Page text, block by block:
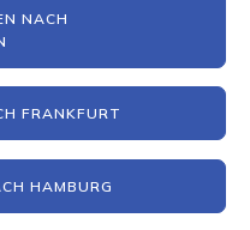
NACH
FRANKFURT
HAMBURG